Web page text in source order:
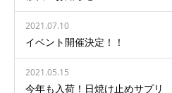
2021.07.10
イベント開催決定！！
2021.05.15
今年も入荷！日焼け止めサプリ